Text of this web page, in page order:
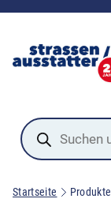
Products
search
Startseite